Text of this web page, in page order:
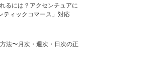
るには？アクセンチュアに
ティックコマース」対応
法〜月次・週次・日次の正